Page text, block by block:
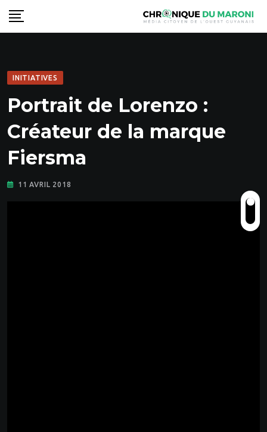
Skip
to
INITIATIVES
Portrait de Lorenzo :
Créateur de la marque
Fiersma
11 AVRIL 2018